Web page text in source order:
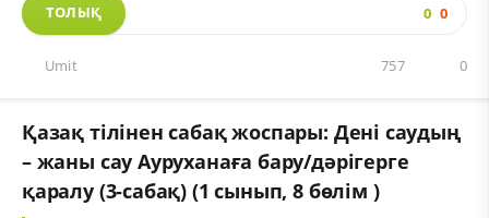
ТОЛЫҚ 0 0
Umit 0
757
Қазақ тілінен сабақ жоспары: Дені саудың
– жаны сау Ауруханаға бару/дәрігерге
қаралу (3-сабақ) (1 сынып, 8 бөлім )